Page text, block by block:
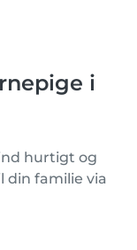
i
hurtigt og
din familie via